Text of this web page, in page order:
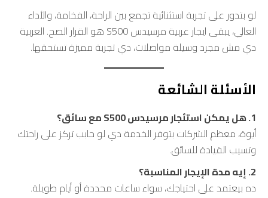
لو بتدور على تجربة استثنائية تجمع بين الراحة، الفخامة، والأداء
العالي، يبقى ايجار عربية مرسيدس S500 هو القرار الصح. العربية
دي مش مجرد وسيلة مواصلات، دي تجربة مميزة تستحقها.
الأسئلة الشائعة
1. هل يمكن استئجار مرسيدس S500 مع سائق؟
أيوة، معظم الشركات بتوفر الخدمة دي لو حابب تركز على راحتك
وتسيب القيادة للسائق.
2. إيه مدة الإيجار المناسبة؟
ده بيعتمد على احتياجك، سواء ساعات محددة أو أيام طويلة.